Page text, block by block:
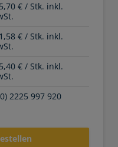
€ / Stk. inkl.
€ / Stk. inkl.
€ / Stk. inkl.
2225 997 920